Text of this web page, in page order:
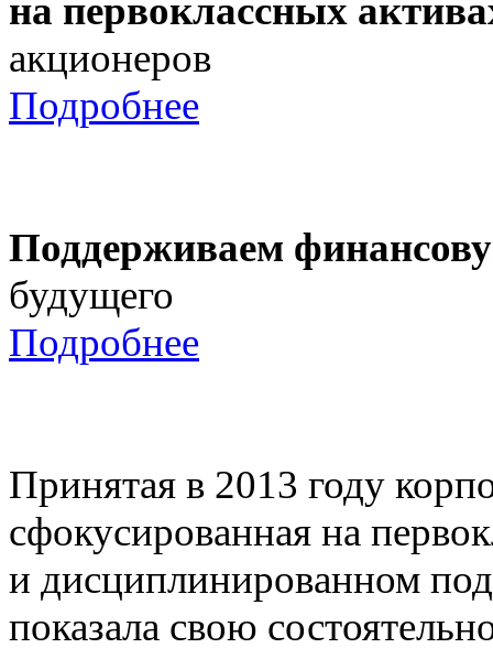
на первоклассных
акционеров
Подробнее
Поддерживаем
будущего
Подробнее
Принятая в 2013 году
сфокусированная на
и дисциплинированном
показала свою